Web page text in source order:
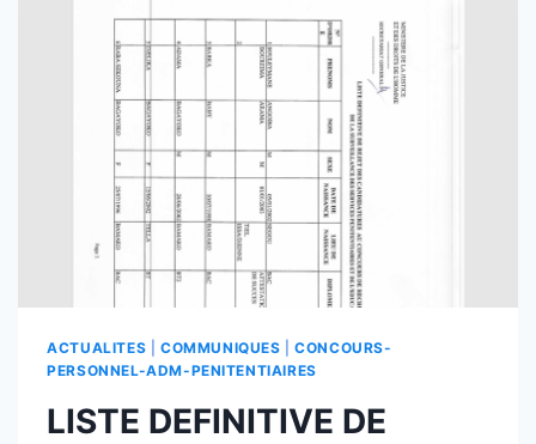
APES
ACTUALITES COMMUNIQUES |CONCOURS-
PERSONNEL-ADM-PENITENTIAIRES
LISTE DEFINITIVE DE